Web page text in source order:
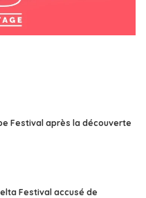
Festival après la découverte
Festival accusé de